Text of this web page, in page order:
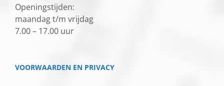
Openingstijden:
maandag t/m vrijdag
7.00 – 17.00 uur
VOORWAARDEN EN PRIVACY